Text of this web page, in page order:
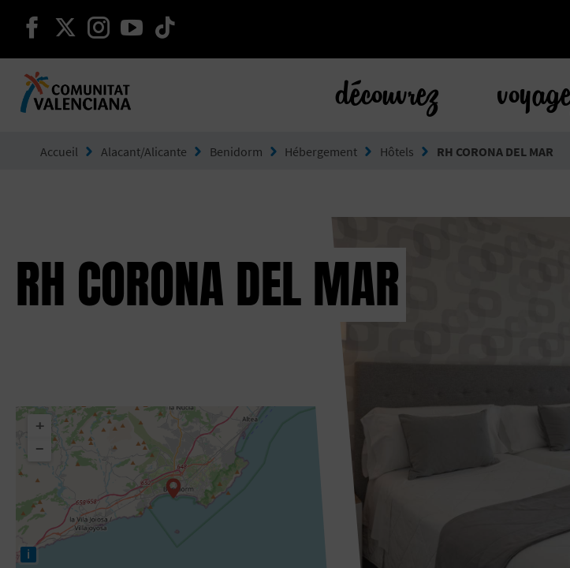
continuer sur facebook
continuer sur twitter
continuer sur instagram
continuer sur youtube
découvrez
Accueil Alacant/Alicante Benidorm Hébergement Hôtels RH CORONA DEL MAR
RH CORONA DEL MAR
+
−
i